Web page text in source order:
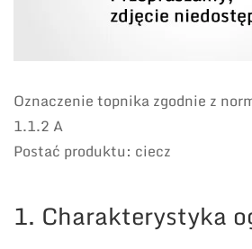
Oznaczenie topnika zgodnie z
1.1.2 A
Postać produktu: ciecz
1. Charakterystyka